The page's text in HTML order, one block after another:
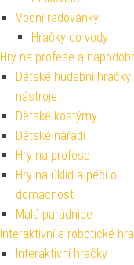
Vodní radovánky
Hračky do vody
Hry na profese a
Dětské hudební hračky
nástroje
Dětské kostýmy
Dětské nářadí
Hry na profese
Hry na úklid a péči o
domácnost
Malá parádnice
Interaktivní a robotické
Interaktivní hračky